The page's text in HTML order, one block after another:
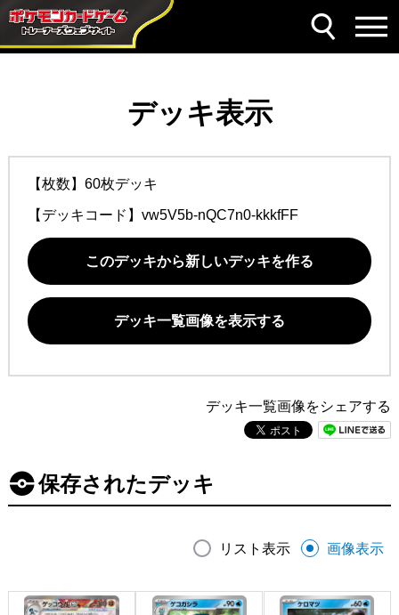
デッキ表示
【枚数】60枚デッキ
【デッキコード】 vw5V5b-nQC7n0-kkkfFF
このデッキから新しいデッキを作る
デッキ一覧画像を表示する
デッキ一覧画像をシェアする
保存されたデッキ
リスト表示 画像表示